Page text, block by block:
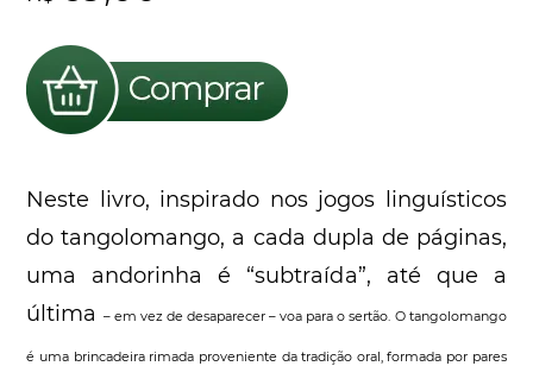
Neste livro, inspirado nos jogos linguísticos
do tangolomango, a cada dupla de páginas,
uma andorinha é “subtraída”, até que a
última – em vez de desaparecer – voa para o sertão. O tangolomango
é uma brincadeira rimada proveniente da tradição oral, formada por pares